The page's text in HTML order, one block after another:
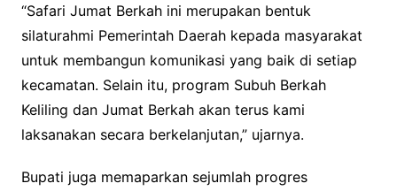
“Safari Jumat Berkah ini merupakan bentuk
silaturahmi Pemerintah Daerah kepada masyarakat
untuk membangun komunikasi yang baik di setiap
kecamatan. Selain itu, program Subuh Berkah
Keliling dan Jumat Berkah akan terus kami
laksanakan secara berkelanjutan,” ujarnya.
Bupati juga memaparkan sejumlah progres